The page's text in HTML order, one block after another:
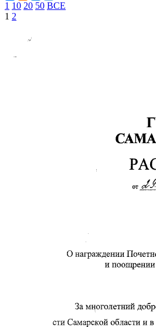
1 10 20 50 ВСЕ
1 2